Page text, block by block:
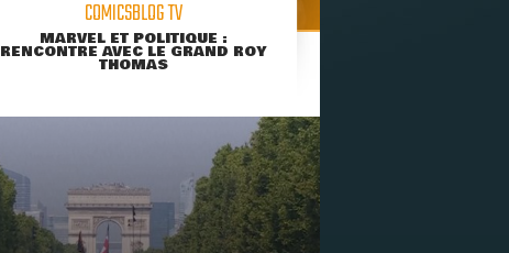
COMICSBLOG TV
MARVEL ET POLITIQUE :
RENCONTRE AVEC LE GRAND ROY
THOMAS